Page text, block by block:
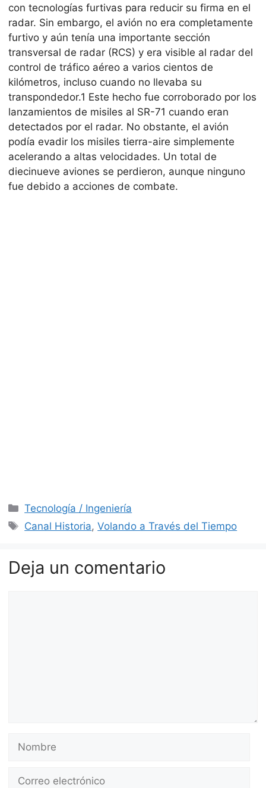
con tecnologías furtivas para reducir su firma en el
radar. Sin embargo, el avión no era completamente
furtivo y aún tenía una importante sección
transversal de radar (RCS) y era visible al radar del
control de tráfico aéreo a varios cientos de
kilómetros, incluso cuando no llevaba su
transpondedor.1 Este hecho fue corroborado por los
lanzamientos de misiles al SR-71 cuando eran
detectados por el radar. No obstante, el avión
podía evadir los misiles tierra-aire simplemente
acelerando a altas velocidades. Un total de
diecinueve aviones se perdieron, aunque ninguno
fue debido a acciones de combate.
Categorías
Tecnología / Ingeniería
Etiquetas
Canal Historia,Volando a Través del Tiempo
Deja un comentario
Nombre
Correo